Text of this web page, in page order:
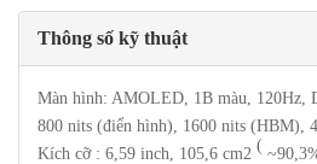
Thông số kỹ thuật
Màn hình: AMOLED, 1B màu, 120Hz,
800 nits (điển hình), 1600 nits (HBM),
Kích cỡ : 6,59 inch, 105,6 cm2 (